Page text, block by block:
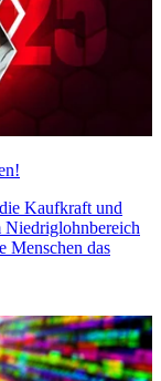
Kaufkraft und
Niedriglohnbereich
Menschen das